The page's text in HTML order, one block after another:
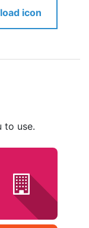
icon
to use.